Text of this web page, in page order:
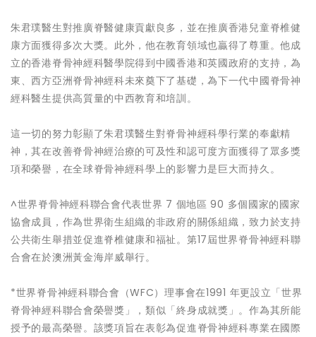
朱君璞醫生對推廣脊醫健康貢獻良多，並在推廣香港兒童脊椎健
康方面獲得多次大獎。此外，他在教育領域也贏得了尊重。他成
立的香港脊骨神經科醫學院得到中國香港和英國政府的支持，為
東、西方亞洲脊骨神經科未來奠下了基礎，為下一代中國脊骨神
經科醫生提供高質量的中西教育和培訓。
這一切的努力彰顯了朱君璞醫生對脊骨神經科學行業的奉獻精
神，其在改善脊骨神經治療的可及性和認可度方面獲得了眾多獎
項和榮譽，在全球脊骨神經科學上的影響力是巨大而持久。
^世界脊骨神經科聯合會代表世界 7 個地區 90 多個國家的國家
協會成員，作為世界衛生組織的非政府的關係組織，致力於支持
公共衛生舉措並促進脊椎健康和福祉。第17屆世界脊骨神經科聯
合會在於澳洲黃金海岸威舉行。
*世界脊骨神經科聯合會（WFC）理事會在1991 年更設立「世界
脊骨神經科聯合會榮譽獎」，類似「終身成就獎」。作為其所能
授予的最高榮譽。該獎項旨在表彰為促進脊骨神經科專業在國際